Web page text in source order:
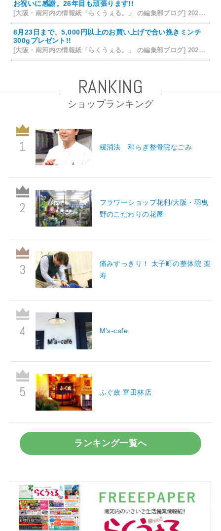
お祝いに感謝。26年目も頑張ります!!
[大阪・南河内の情報紙「らくうぇる。」 の編集部ブログ] 2026/07/25 15:35
8月23日まで、5,000円以上のお買い上げで合い挽きミンチ
300gプレゼント!!
[大阪・南河内の情報紙「らくうぇる。」 の編集部ブログ] 2026/07/24 15:31
RANKING
ショップランキング
緩消法 和らぎ整骨院なごみ
フラワーショップ花利/大阪・羽曳
野のこだわりの花屋
痛みすっきり！ 太子町の整体院 楽
寿
M’s-cafe
ふぐ政 富田林店
ランキング一覧へ